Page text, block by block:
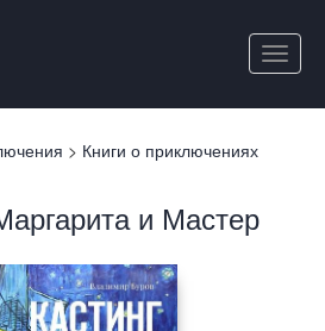
Toggle
> Книги о приключениях
и Мастер